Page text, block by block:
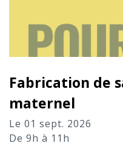
Fabrication de
maternel
Le 01 sept. 2026
De 9h à 11h